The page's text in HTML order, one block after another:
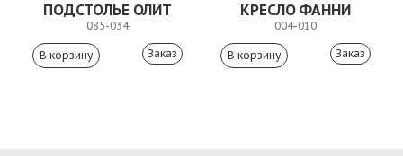
ПОДСТОЛЬЕ ОЛИТ
085-034
Заказ
КРЕСЛО ФАННИ
004-010
Заказ